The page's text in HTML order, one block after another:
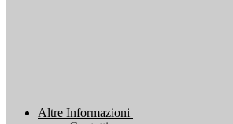
Altre Informazioni